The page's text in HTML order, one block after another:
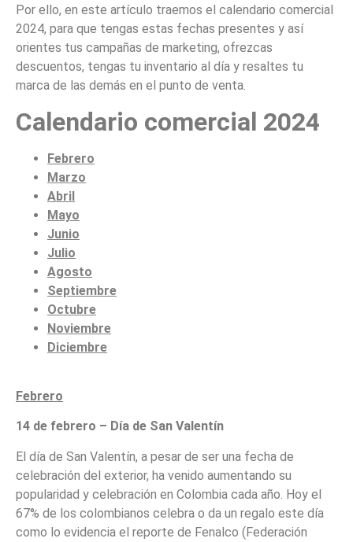
Por ello, en este artículo traemos el calendario comercial
2024, para que tengas estas fechas presentes y así
orientes tus campañas de marketing, ofrezcas
descuentos, tengas tu inventario al día y resaltes tu
marca de las demás en el punto de venta.
Calendario comercial 2024
Febrero
Marzo
Abril
Mayo
Junio
Julio
Agosto
Septiembre
Octubre
Noviembre
Diciembre
Febrero
14 de febrero – Día de San Valentín
El día de San Valentín, a pesar de ser una fecha de
celebración del exterior, ha venido aumentando su
popularidad y celebración en Colombia cada año. Hoy el
67% de los colombianos celebra o da un regalo este día
como lo evidencia el reporte de Fenalco (Federación